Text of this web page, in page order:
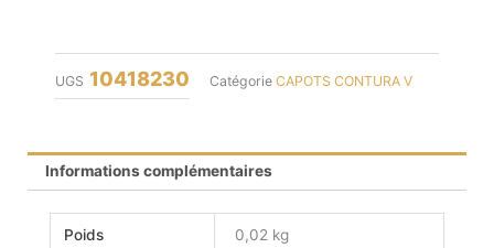
UGS 10418230 Catégorie CAPOTS CONTURA V
Informations complémentaires
Poids 0,02 kg